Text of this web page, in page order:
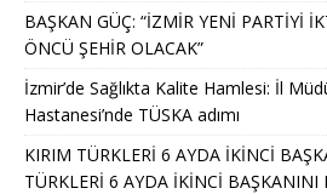
BAŞKAN GÜÇ: “İZMİR YENİ PARTİYİ
ÖNCÜ ŞEHİR OLACAK”
İzmir’de Sağlıkta Kalite Hamlesi: İl
Hastanesi’nde TÜSKA adımı
KIRIM TÜRKLERİ 6 AYDA İKİNCİ
TÜRKLERİ 6 AYDA İKİNCİ BAŞKANINI